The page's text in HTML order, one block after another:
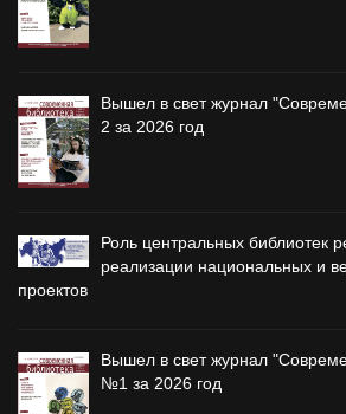
Вышел в свет журнал
2 за 2026 год
Роль центральных библиотек
реализации национальных и
проектов
Вышел в свет журнал
№1 за 2026 год